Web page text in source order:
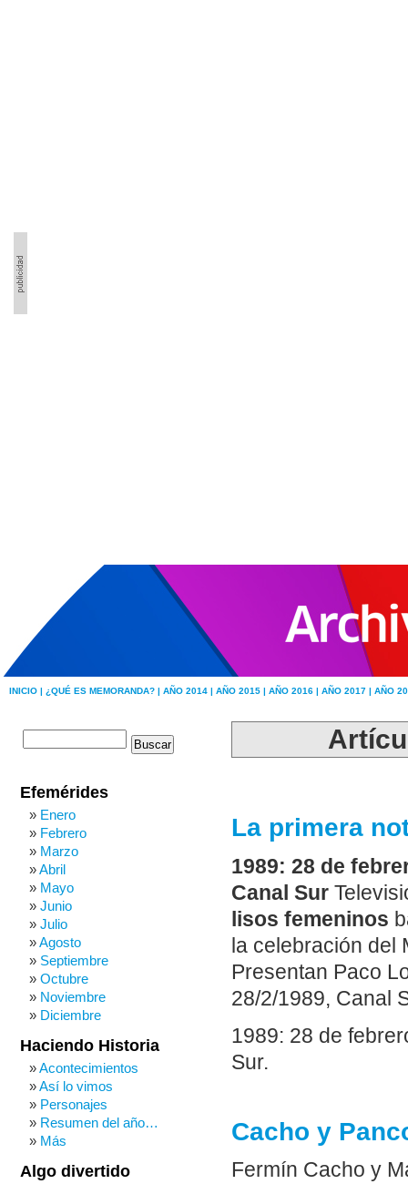
INICIO | ¿QUÉ ES MEMORANDA? | AÑO 2014 | AÑO 2015 | AÑO 2016 | AÑO 2017 | AÑO
La primera
1989: 28 de
Canal Sur
lisos femeninos
la celebración del
Presentan Paco
28/2/1989, Canal
1989: 28 de
Sur.
Cacho y
Fermín Cacho y
Efemérides
Enero
Febrero
Marzo
Abril
Mayo
Junio
Julio
Agosto
Septiembre
Octubre
Noviembre
Diciembre
Haciendo Historia
Acontecimientos
Así lo vimos
Personajes
Resumen del año…
Más
Algo divertido